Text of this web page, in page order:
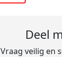
Deel
Vraag veilig en